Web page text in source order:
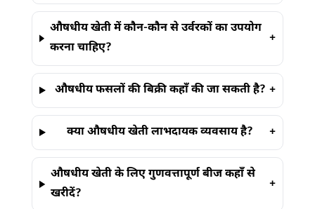
औषधीय खेती में कौन-कौन से उर्वरकों का उपयोग
करना चाहिए?
+
औषधीय फसलों की बिक्री कहाँ की जा सकती है? +
क्या औषधीय खेती लाभदायक व्यवसाय है? +
औषधीय खेती के लिए गुणवत्तापूर्ण बीज कहाँ से
खरीदें?
+